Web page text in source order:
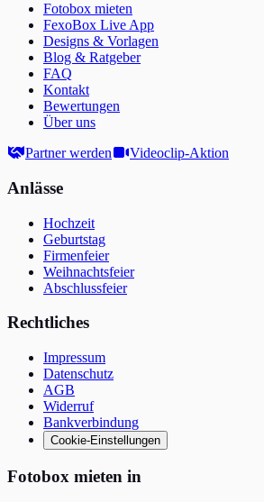
Fotobox mieten
FexoBox Live App
Designs & Vorlagen
Blog & Ratgeber
FAQ
Kontakt
Bewertungen
Über uns
Partner werden
Videoclip-Aktion
Anlässe
Hochzeit
Geburtstag
Firmenfeier
Weihnachtsfeier
Abschlussfeier
Rechtliches
Impressum
Datenschutz
AGB
Widerruf
Bankverbindung
Cookie-Einstellungen
Fotobox mieten in